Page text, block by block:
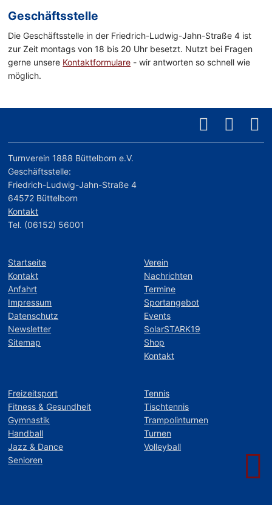
Geschäftsstelle
Die Geschäftsstelle in der Friedrich-Ludwig-Jahn-Straße 4 ist
zur Zeit montags von 18 bis 20 Uhr besetzt. Nutzt bei Fragen
gerne unsere Kontaktformulare - wir antworten so schnell wie
möglich.
Turnverein 1888 Büttelborn e.V.
Geschäftsstelle:
Friedrich-Ludwig-Jahn-Straße 4
64572 Büttelborn
Kontakt
Tel. (06152) 56001
Startseite
Kontakt
Anfahrt
Impressum
Datenschutz
Newsletter
Sitemap
Verein
Nachrichten
Termine
Sportangebot
Events
SolarSTARK19
Shop
Kontakt
Freizeitsport
Fitness & Gesundheit
Gymnastik
Handball
Jazz & Dance
Senioren
Tennis
Tischtennis
Trampolinturnen
Turnen
Volleyball